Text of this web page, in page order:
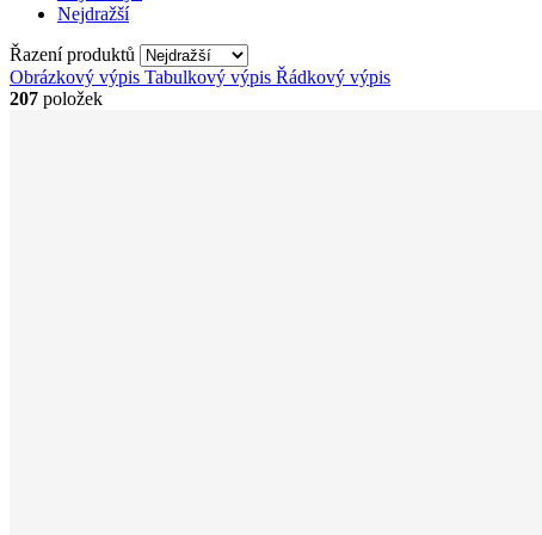
Nejdražší
Řazení produktů
Obrázkový výpis Tabulkový výpis Řádkový výpis
207 položek